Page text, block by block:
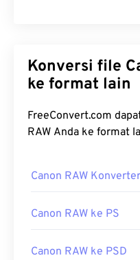
Konversi file Canon RAW Anda
ke format lain
FreeConvert.com dapat
RAW Anda ke format
Canon RAW Konverter
Canon RAW ke PS
Canon RAW ke PSD